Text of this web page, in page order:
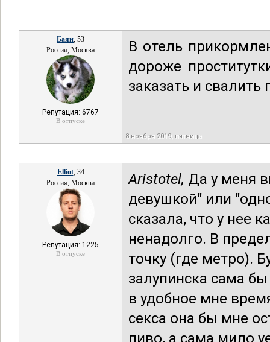
Баян, 53
Россия, Москва
Репутация: 6767
В отпуске
В отель
дороже
заказать и
8 ноября 2019, пятница
Elliot, 34
Россия, Москва
Репутация: 1225
В отпуске
Aristotel, Да у меня
девушкой" или
сказала, что у нее
ненадолго. В
точку (где метро).
залупинска сама
в удобное мне
секса она бы мне
пиво, а сама мило